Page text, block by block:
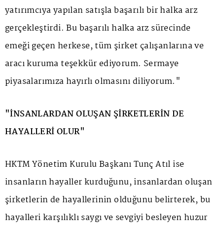
yatırımcıya yapılan satışla başarılı bir halka arz
gerçekleştirdi. Bu başarılı halka arz sürecinde
emeği geçen herkese, tüm şirket çalışanlarına ve
aracı kuruma teşekkür ediyorum. Sermaye
piyasalarımıza hayırlı olmasını diliyorum."
"İNSANLARDAN OLUŞAN ŞİRKETLERİN DE
HAYALLERİ OLUR"
HKTM Yönetim Kurulu Başkanı Tunç Atıl ise
insanların hayaller kurduğunu, insanlardan oluşan
şirketlerin de hayallerinin olduğunu belirterek, bu
hayalleri karşılıklı saygı ve sevgiyi besleyen huzur